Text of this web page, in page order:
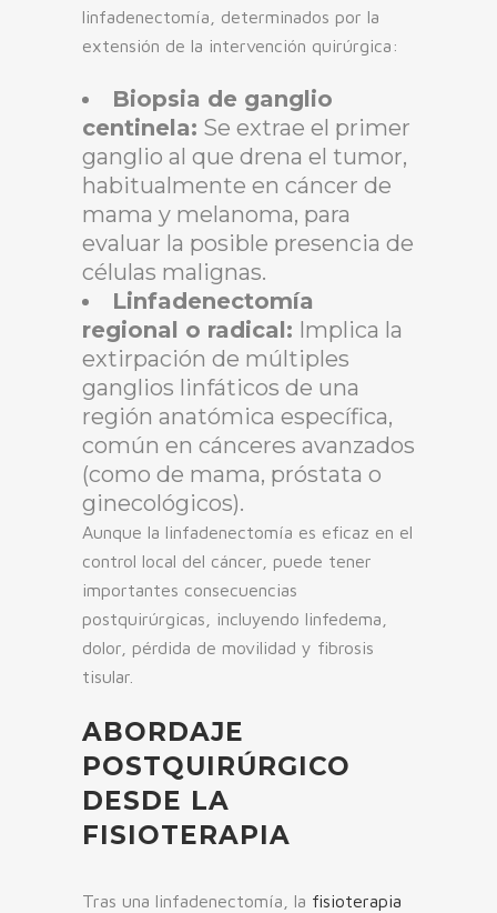
linfadenectomía, determinados por la
extensión de la intervención quirúrgica:
Biopsia de ganglio
centinela: Se extrae el primer
ganglio al que drena el tumor,
habitualmente en cáncer de
mama y melanoma, para
evaluar la posible presencia de
células malignas.
Linfadenectomía
regional o radical: Implica la
extirpación de múltiples
ganglios linfáticos de una
región anatómica específica,
común en cánceres avanzados
(como de mama, próstata o
ginecológicos).
Aunque la linfadenectomía es eficaz en el
control local del cáncer, puede tener
importantes consecuencias
postquirúrgicas, incluyendo linfedema,
dolor, pérdida de movilidad y fibrosis
tisular.
ABORDAJE
POSTQUIRÚRGICO
DESDE LA
FISIOTERAPIA
Tras una linfadenectomía, la fisioterapia